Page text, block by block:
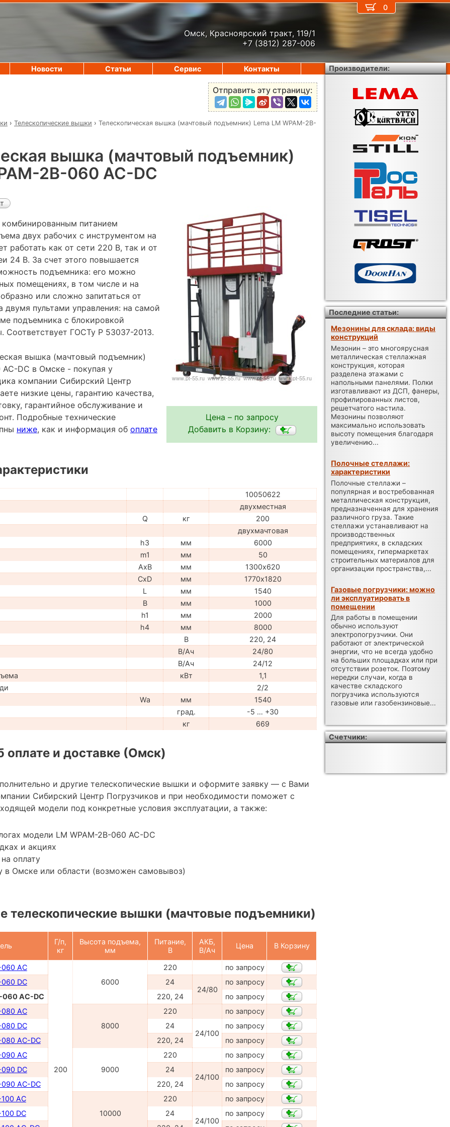
Омск, Красноярский тракт, 119/1
+7 (3812) 287-006
Отправить эту страницу:
› Телескопические вышки › Телескопическая вышка (мачтовый подъемник) Lema LM WPAM-2B-
вышка (мачтовый подъемник)
2B-060 AC-DC
Цена – по запросу
Добавить в Корзину:
питанием
двух рабочих с инструментом на
работать как от сети 220 В, так и от
24 В. За счет этого повышается
подъемника: его можно
помещениях, в том числе и на
или сложно запитаться от
двумя пультами управления: на самой
подъемника с блокировкой
Соответствует ГОСТу Р 53037-2013.
вышка (мачтовый подъемник)
AC-DC в Омске - покупая у
компании Сибирский Центр
низкие цены, гарантию качества,
гарантийное обслуживание и
Подробные технические
ниже, как и информация об оплате
10050622
двухместная
Q кг
200
двухмачтовая
h3 мм
6000
m1 мм
50
AxB мм
1300х620
CxD мм
1770х1820
L мм
1540
B мм
1000
h1 мм
2000
h4 мм
8000
В
220, 24
В/Ач
24/80
В/Ач
24/12
кВт
1,1
2/2
Wa мм
1540
град.
-5 … +30
кг 669
и доставке (Омск)
и другие телескопические вышки и оформите заявку — с Вами
Сибирский Центр Погрузчиков и при необходимости поможет с
модели под конкретные условия эксплуатации, а также:
модели LM WPAM-2B-060 AC-DC
и акциях
оплату
в Омске или области (возможен самовывоз)
телескопические вышки (мачтовые подъемники)
Г/п,
кг
Высота подъема,
мм
Питание,
В
АКБ,
В/Ач
Цена В Корзину
AC
200
6000
220
по запросу
DC
24
24/80
по запросу
060 AC-DC
220, 24
по запросу
AC
8000
220
по запросу
DC
24
24/100
по запросу
AC-DC
220, 24
по запросу
AC
9000
220
по запросу
DC
24
24/100
по запросу
AC-DC
220, 24
по запросу
AC
10000
220
по запросу
DC
24
24/100
по запросу
0
Новости Статьи Сервис Контакты Производители:
Последние статьи:
Мезонины для склада: виды
конструкций
Мезонин – это многоярусная
металлическая стеллажная
конструкция, которая
разделена этажами с
напольными панелями. Полки
изготавливают из ДСП, фанеры,
профилированных листов,
решетчатого настила.
Мезонины позволяют
максимально использовать
высоту помещения благодаря
увеличению...
Полочные стеллажи:
характеристики
Полочные стеллажи –
популярная и востребованная
металлическая конструкция,
предназначенная для хранения
различного груза. Такие
стеллажи устанавливают на
производственных
предприятиях, в складских
помещениях, гипермаркетах
строительных материалов для
организации пространства,...
Газовые погрузчики: можно
ли эксплуатировать в
помещении
Для работы в помещении
обычно используют
электропогрузчики. Они
работают от электрической
энергии, что не всегда удобно
на больших площадках или при
отсутствии розеток. Поэтому
нередки случаи, когда в
качестве складского
погрузчика используются
газовые или газобензиновые...
Счетчики: